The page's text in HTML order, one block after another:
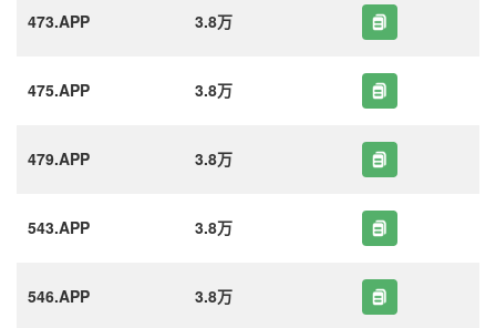
473.APP 3.8万
475.APP 3.8万
479.APP 3.8万
543.APP 3.8万
546.APP 3.8万